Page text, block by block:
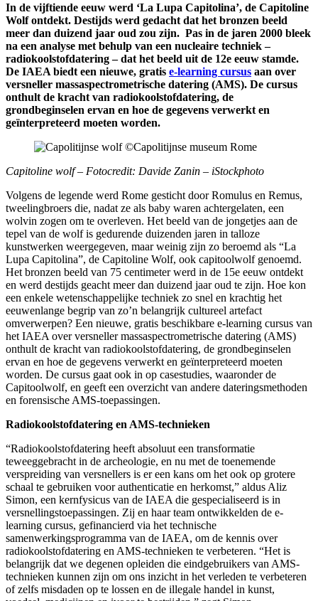
In de vijftiende eeuw werd ‘La Lupa Capitolina’, de Capitoline
Wolf ontdekt. Destijds werd gedacht dat het bronzen beeld
meer dan duizend jaar oud zou zijn. Pas in de jaren 2000 bleek
na een analyse met behulp van een nucleaire techniek –
radiokoolstofdatering – dat het beeld uit de 12e eeuw stamde.
De IAEA biedt een nieuwe, gratis e-learning cursus aan over
versneller massaspectrometrische datering (AMS). De cursus
onthult de kracht van radiokoolstofdatering, de
grondbeginselen ervan en hoe de gegevens verwerkt en
geïnterpreteerd moeten worden.
Capitoline wolf – Fotocredit: Davide Zanin – iStockphoto
Volgens de legende werd Rome gesticht door Romulus en Remus,
tweelingbroers die, nadat ze als baby waren achtergelaten, een
wolvin zogen om te overleven. Het beeld van de jongetjes aan de
tepel van de wolf is gedurende duizenden jaren in talloze
kunstwerken weergegeven, maar weinig zijn zo beroemd als “La
Lupa Capitolina”, de Capitoline Wolf, ook capitoolwolf genoemd.
Het bronzen beeld van 75 centimeter werd in de 15e eeuw ontdekt
en werd destijds geacht meer dan duizend jaar oud te zijn. Hoe kon
een enkele wetenschappelijke techniek zo snel en krachtig het
eeuwenlange begrip van zo’n belangrijk cultureel artefact
omverwerpen? Een nieuwe, gratis beschikbare e-learning cursus van
het IAEA over versneller massaspectrometrische datering (AMS)
onthult de kracht van radiokoolstofdatering, de grondbeginselen
ervan en hoe de gegevens verwerkt en geïnterpreteerd moeten
worden. De cursus gaat ook in op casestudies, waaronder de
Capitoolwolf, en geeft een overzicht van andere dateringsmethoden
en forensische AMS-toepassingen.
Radiokoolstofdatering en AMS-technieken
“Radiokoolstofdatering heeft absoluut een transformatie
teweeggebracht in de archeologie, en nu met de toenemende
verspreiding van versnellers is er een kans om het ook op grotere
schaal te gebruiken voor authenticatie en herkomst,” aldus Aliz
Simon, een kernfysicus van de IAEA die gespecialiseerd is in
versnellingstoepassingen. Zij en haar team ontwikkelden de e-
learning cursus, gefinancierd via het technische
samenwerkingsprogramma van de IAEA, om de kennis over
radiokoolstofdatering en AMS-technieken te verbeteren. “Het is
belangrijk dat we degenen opleiden die eindgebruikers van AMS-
technieken kunnen zijn om ons inzicht in het verleden te verbeteren
of zelfs misdaden op te lossen en de illegale handel in kunst,